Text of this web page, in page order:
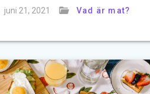
juni 21, 2021 Vad är mat?